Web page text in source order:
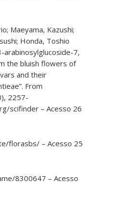
Maeyama, Kazushi;
Honda, Toshio
​arabinosylglucoside-​7,​
the bluish flowers of
and their
From
2257-
scifinder – Acesso 26
florasbs/ – Acesso 25
8300647 – Acesso